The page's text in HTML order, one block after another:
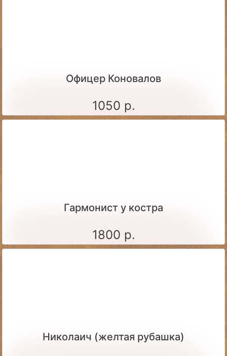
Офицер Коновалов
1050 р.
Гармонист у костра
1800 р.
Николаич (желтая рубашка)